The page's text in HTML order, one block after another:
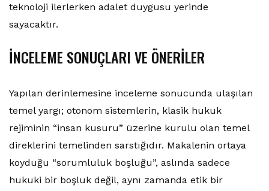
teknoloji ilerlerken adalet duygusu yerinde
sayacaktır.
İNCELEME SONUÇLARI VE ÖNERİLER
Yapılan derinlemesine inceleme sonucunda ulaşılan
temel yargı; otonom sistemlerin, klasik hukuk
rejiminin “insan kusuru” üzerine kurulu olan temel
direklerini temelinden sarstığıdır. Makalenin ortaya
koyduğu “sorumluluk boşluğu”, aslında sadece
hukuki bir boşluk değil, aynı zamanda etik bir